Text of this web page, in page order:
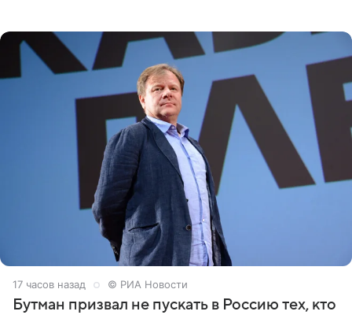
17 часов назад © РИА Новости
Бутман призвал не пускать в Россию тех, кто